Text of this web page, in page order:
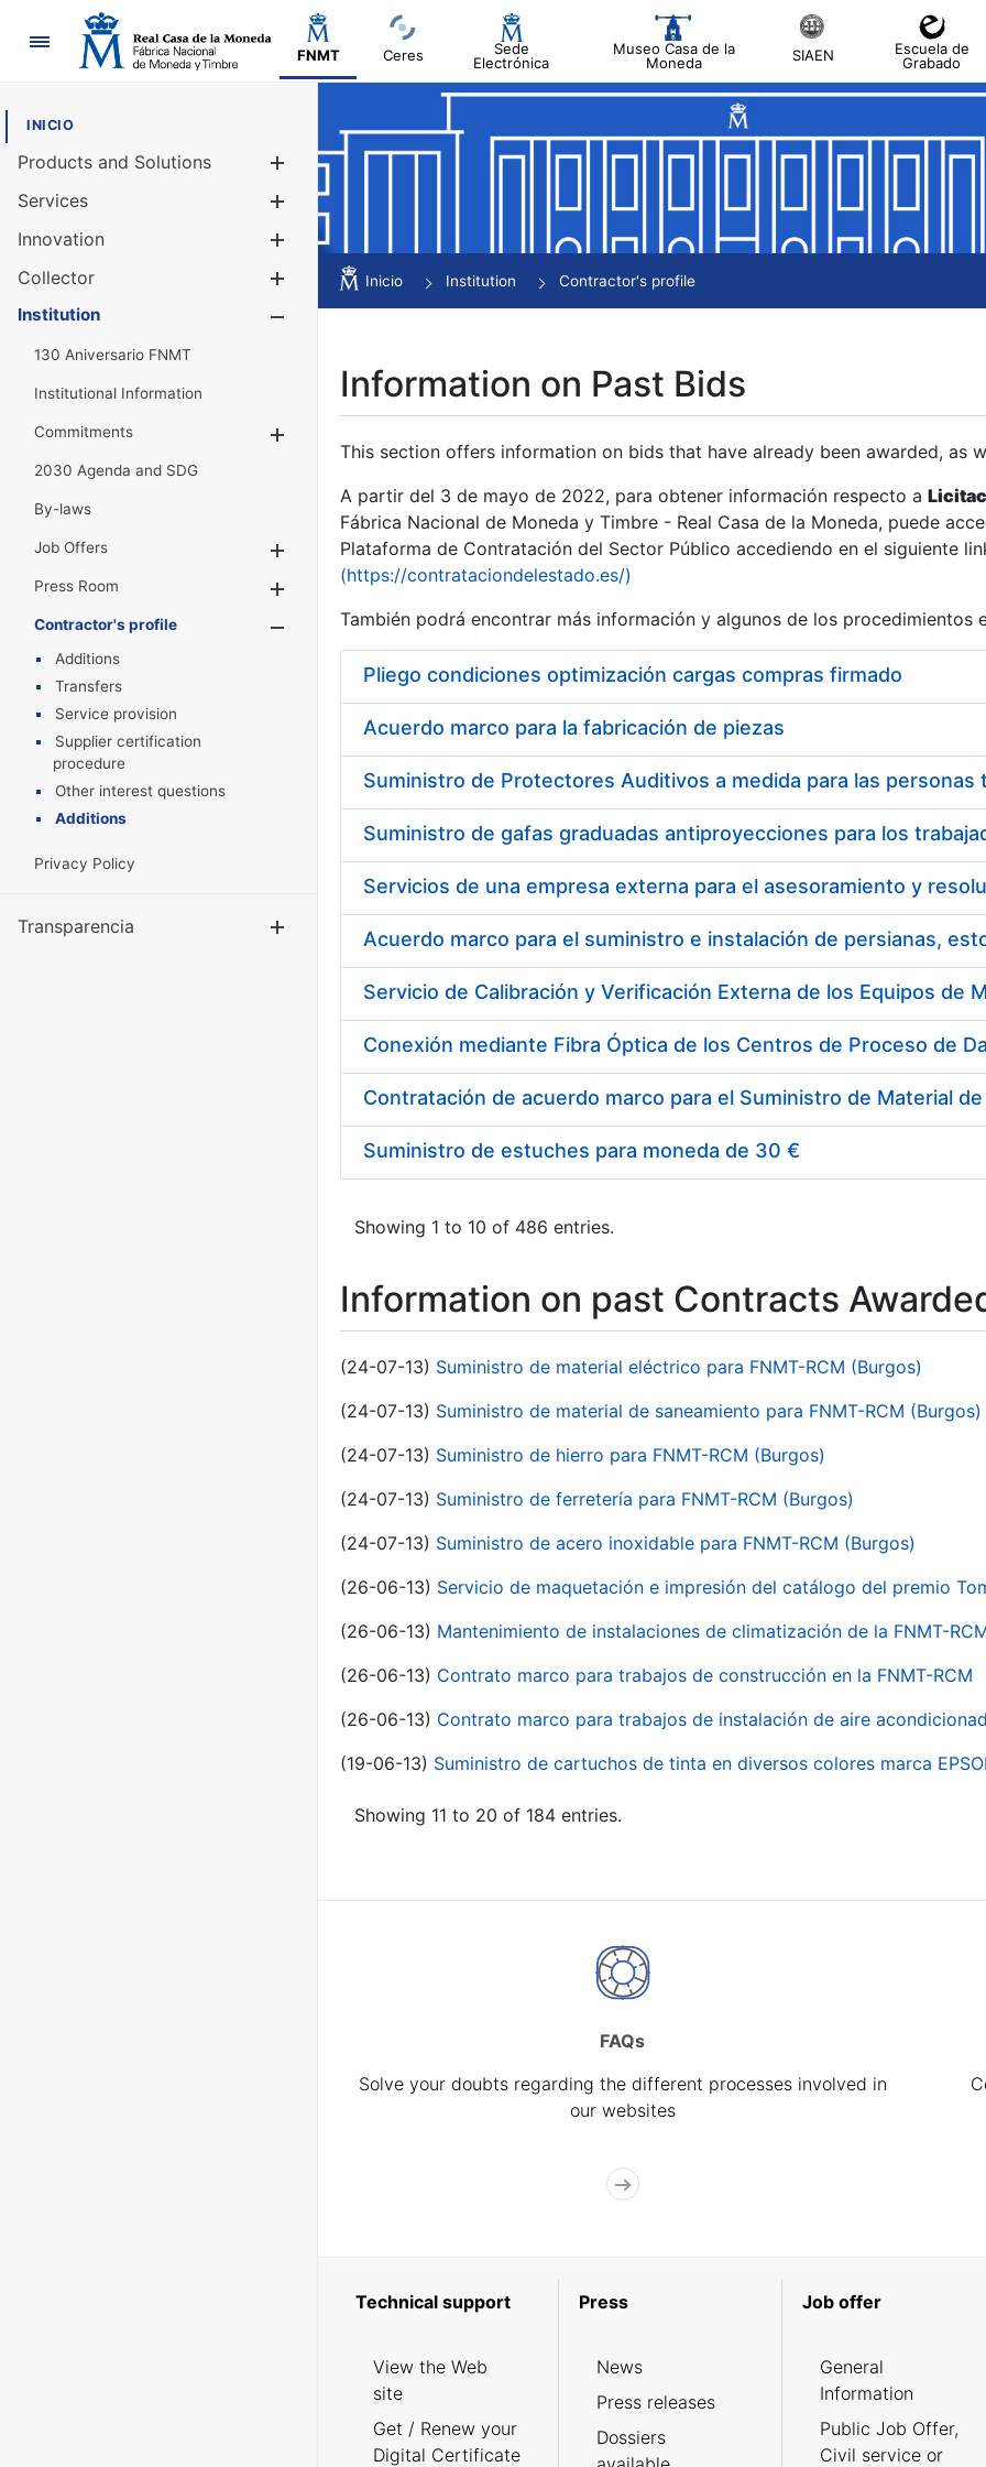
Navigation
FNMT Ceres
Sede
Electrónica
Museo Casa de la
Moneda
SIAEN
Escuela de
Grabado
INICIO
Products and Solutions
Services
Innovation
Collector
Show/Hide
Institution
130 Aniversario FNMT
Institutional Information
Commitments
2030 Agenda and SDG
By-laws
Job Offers
Show/Hide
Press Room
Show/Hide
Contractor's profile
Show/Hide
Additions
Transfers
Service provision
Supplier certification
procedure
Other interest questions
Additions
Privacy Policy
Transparencia Show/Hide
Inicio Institution Contractor's profile
Information on Past Bids
This section offers information on bids that have already been awarded, as
A partir del 3 de mayo de 2022, para obtener información respecto a
Fábrica Nacional de Moneda y Timbre - Real Casa de la Moneda, puede
Plataforma de Contratación del Sector Público accediendo en el siguiente
(https://contrataciondelestado.es/)
También podrá encontrar más información y algunos de los procedimientos
Pliego condiciones optimización cargas compras firmado
Acuerdo marco para la fabricación de piezas
Acuerdo marco para el suministro e instalación de persianas,
Suministro de estuches para moneda de 30 €
Showing 1 to 10 of 486 entries.
Information on past Contracts
(24-07-13) Suministro de material eléctrico para FNMT-RCM (Burgos)
(24-07-13) Suministro de material de saneamiento para FNMT-RCM (Burgos)
(24-07-13) Suministro de hierro para FNMT-RCM (Burgos)
(24-07-13) Suministro de ferretería para FNMT-RCM (Burgos)
(24-07-13) Suministro de acero inoxidable para FNMT-RCM (Burgos)
(26-06-13) Servicio de maquetación e impresión del catálogo del premio
(26-06-13) Mantenimiento de instalaciones de climatización de la FNMT-
(26-06-13) Contrato marco para trabajos de construcción en la FNMT-RCM
(26-06-13) Contrato marco para trabajos de instalación de aire
(19-06-13) Suministro de cartuchos de tinta en diversos colores marca
Showing 11 to 20 of 184 entries.
FAQs
Solve your doubts regarding the different processes involved in
our websites
Technical support
View the Web
site
Get / Renew your
Digital Certificate
Press
News
Press releases
Dossiers
Job offer
General
Information
Public Job Offer,
Civil service or